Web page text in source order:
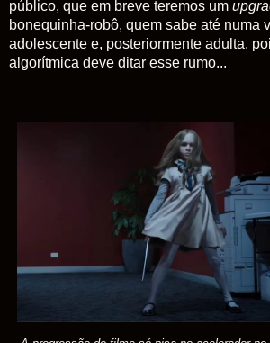
público, que em breve teremos um
bonequinha-robô, quem sabe até numa
adolescente e, posteriormente adulta,
algorítmica deve ditar esse rumo...